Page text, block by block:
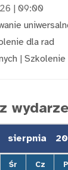
| 09:00
dla rad
| Szkolenie
sierpnia
Śr Cz